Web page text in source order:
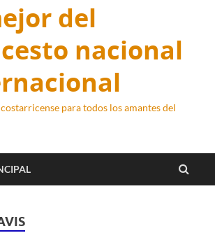
del
nacional
para todos los amantes del